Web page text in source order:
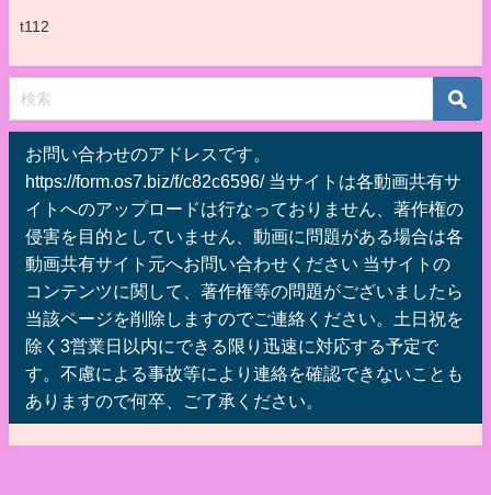
t112
お問い合わせのアドレスです。
https://form.os7.biz/f/c82c6596/ 当サイトは各動画共有サ
イトへのアップロードは行なっておりません、著作権の
侵害を目的としていません、動画に問題がある場合は各
動画共有サイト元へお問い合わせください 当サイトの
コンテンツに関して、著作権等の問題がございましたら
当該ページを削除しますのでご連絡ください。土日祝を
除く3営業日以内にできる限り迅速に対応する予定で
す。不慮による事故等により連絡を確認できないことも
ありますので何卒、ご了承ください。